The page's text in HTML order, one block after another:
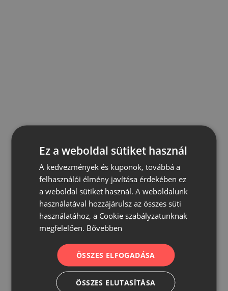
500
Ez a weboldal sütiket használ
A kedvezmények és kuponok, továbbá a
felhasználói élmény javítása érdekében ez
a weboldal sütiket használ. A weboldalunk
használatával hozzájárulsz az összes süti
használatához, a Cookie szabályzatunknak
megfelelően. Bővebben
ÖSSZES ELFOGADÁSA
ÖSSZES ELUTASÍTÁSA